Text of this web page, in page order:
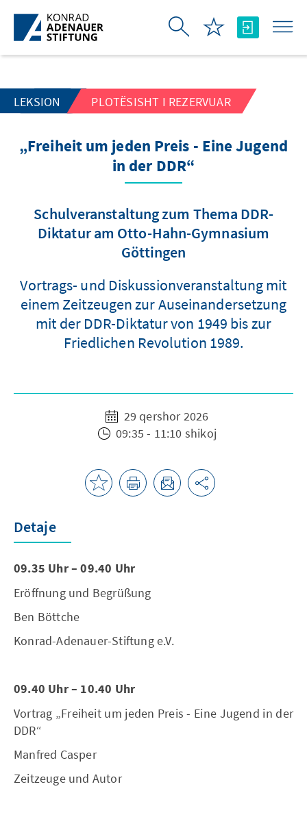
Skip to Main Content
LEKSION PLOTËSISHT I REZERVUAR
„Freiheit um jeden Preis - Eine Jugend
in der DDR“
Schulveranstaltung zum Thema DDR-
Diktatur am Otto-Hahn-Gymnasium
Göttingen
Vortrags- und Diskussionveranstaltung mit
einem Zeitzeugen zur Auseinandersetzung
mit der DDR-Diktatur von 1949 bis zur
Friedlichen Revolution 1989.
29 qershor 2026
09:35 - 11:10 shikoj
Detaje
09.35 Uhr – 09.40 Uhr
Eröffnung und Begrüßung
Ben Böttche
Konrad-Adenauer-Stiftung e.V.
09.40 Uhr – 10.40 Uhr
Vortrag „Freiheit um jeden Preis - Eine Jugend in der
DDR“
Manfred Casper
Zeitzeuge und Autor